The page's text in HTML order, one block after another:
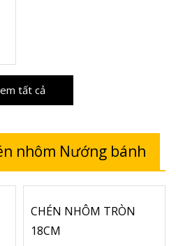
tất cả
nhôm Nướng bánh
CHÉN NHÔM TRÒN
18CM